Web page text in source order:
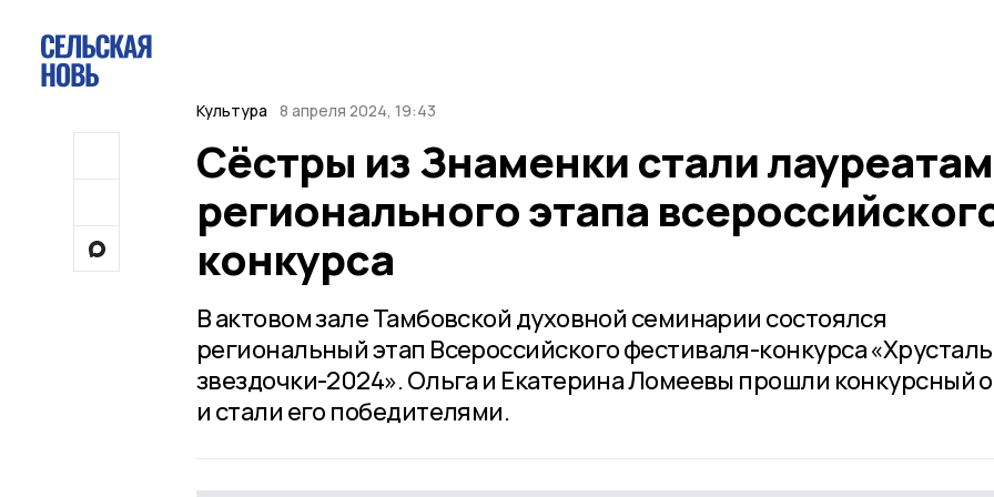
Культура 8 апреля 2024, 19:43
Сёстры из Знаменки стали
регионального этапа
конкурса
В актовом зале Тамбовской духовной семинарии состоялся
региональный этап Всероссийского фестиваля-конкурса
звездочки-2024». Ольга и Екатерина Ломеевы прошли конкурсный
и стали его победителями.